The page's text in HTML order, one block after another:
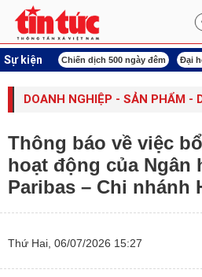
Sự kiện
mạng Chiến dịch 500 ngày đêm Đại
DOANH NGHIỆP - SẢN PHẨM -
Thông báo về việc
hoạt động của Ngân
Paribas – Chi nhánh
Thứ Hai, 06/07/2026 15:27